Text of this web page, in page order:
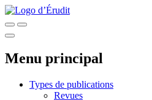
Menu principal
Types de publications
Revues